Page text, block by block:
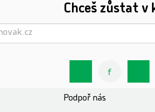
Chceš zůstat
Podpoř nás